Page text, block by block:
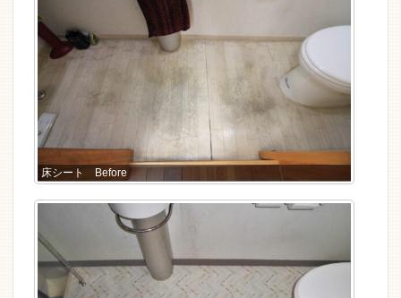
床シート Before